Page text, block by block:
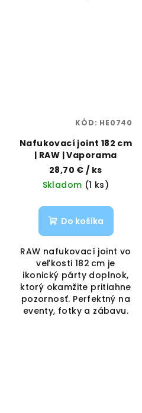
Nafukovací joint 182 cm
| RAW | Vaporama
28,70 €/ ks
Skladom (1 ks)
Do košíka
RAW nafukovací joint vo
veľkosti 182 cm je
ikonický párty doplnok,
ktorý okamžite pritiahne
pozornosť. Perfektný na
eventy, fotky a zábavu.
KÓD: HE0740